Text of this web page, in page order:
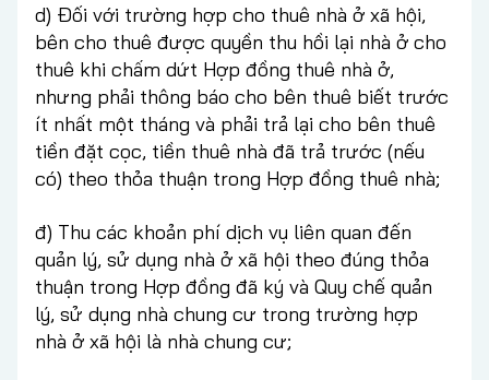
d) Đối với trường hợp cho thuê nhà ở xã hội,
bên cho thuê được quyền thu hồi lại nhà ở cho
thuê khi chấm dứt Hợp đồng thuê nhà ở,
nhưng phải thông báo cho bên thuê biết trước
ít nhất một tháng và phải trả lại cho bên thuê
tiền đặt cọc, tiền thuê nhà đã trả trước (nếu
có) theo thỏa thuận trong Hợp đồng thuê nhà;
đ) Thu các khoản phí dịch vụ liên quan đến
quản lý, sử dụng nhà ở xã hội theo đúng thỏa
thuận trong Hợp đồng đã ký và Quy chế quản
lý, sử dụng nhà chung cư trong trường hợp
nhà ở xã hội là nhà chung cư;